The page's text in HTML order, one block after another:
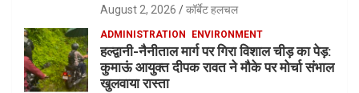
August 2, 2026 कॉर्बेट हलचल
ADMINISTRATION ENVIRONMENT
हल्द्वानी-नैनीताल मार्ग पर गिरा विशाल चीड़ का पेड़:
कुमाऊं आयुक्त दीपक रावत ने मौके पर मोर्चा संभाल
खुलवाया रास्ता